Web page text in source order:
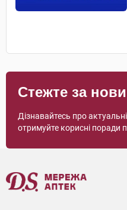
Стежте за
Дізнавайтесь про
отримуйте корисні поради